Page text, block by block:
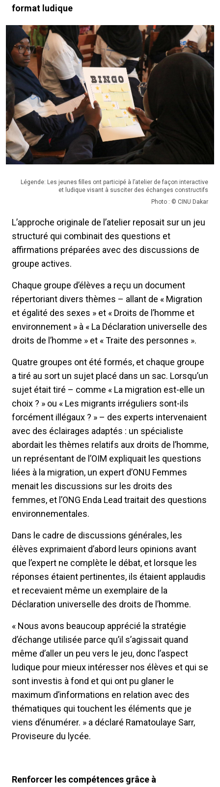
format ludique
Légende: Les jeunes filles ont participé à l’atelier de façon interactive
et ludique visant à susciter des échanges constructifs
Photo : © CINU Dakar
L’approche originale de l’atelier reposait sur un jeu
structuré qui combinait des questions et
affirmations préparées avec des discussions de
groupe actives.
Chaque groupe d’élèves a reçu un document
répertoriant divers thèmes – allant de « Migration
et égalité des sexes » et « Droits de l’homme et
environnement » à « La Déclaration universelle des
droits de l’homme » et « Traite des personnes ».
Quatre groupes ont été formés, et chaque groupe
a tiré au sort un sujet placé dans un sac. Lorsqu’un
sujet était tiré – comme « La migration est-elle un
choix ? » ou « Les migrants irréguliers sont-ils
forcément illégaux ? » – des experts intervenaient
avec des éclairages adaptés : un spécialiste
abordait les thèmes relatifs aux droits de l’homme,
un représentant de l’OIM expliquait les questions
liées à la migration, un expert d’ONU Femmes
menait les discussions sur les droits des
femmes, et l’ONG Enda Lead traitait des questions
environnementales.
Dans le cadre de discussions générales, les
élèves exprimaient d’abord leurs opinions avant
que l’expert ne complète le débat, et lorsque les
réponses étaient pertinentes, ils étaient applaudis
et recevaient même un exemplaire de la
Déclaration universelle des droits de l’homme.
« Nous avons beaucoup apprécié la stratégie
d’échange utilisée parce qu’il s’agissait quand
même d’aller un peu vers le jeu, donc l’aspect
ludique pour mieux intéresser nos élèves et qui se
sont investis à fond et qui ont pu glaner le
maximum d’informations en relation avec des
thématiques qui touchent les éléments que je
viens d’énumérer. » a déclaré Ramatoulaye Sarr,
Proviseure du lycée.
Renforcer les compétences grâce à